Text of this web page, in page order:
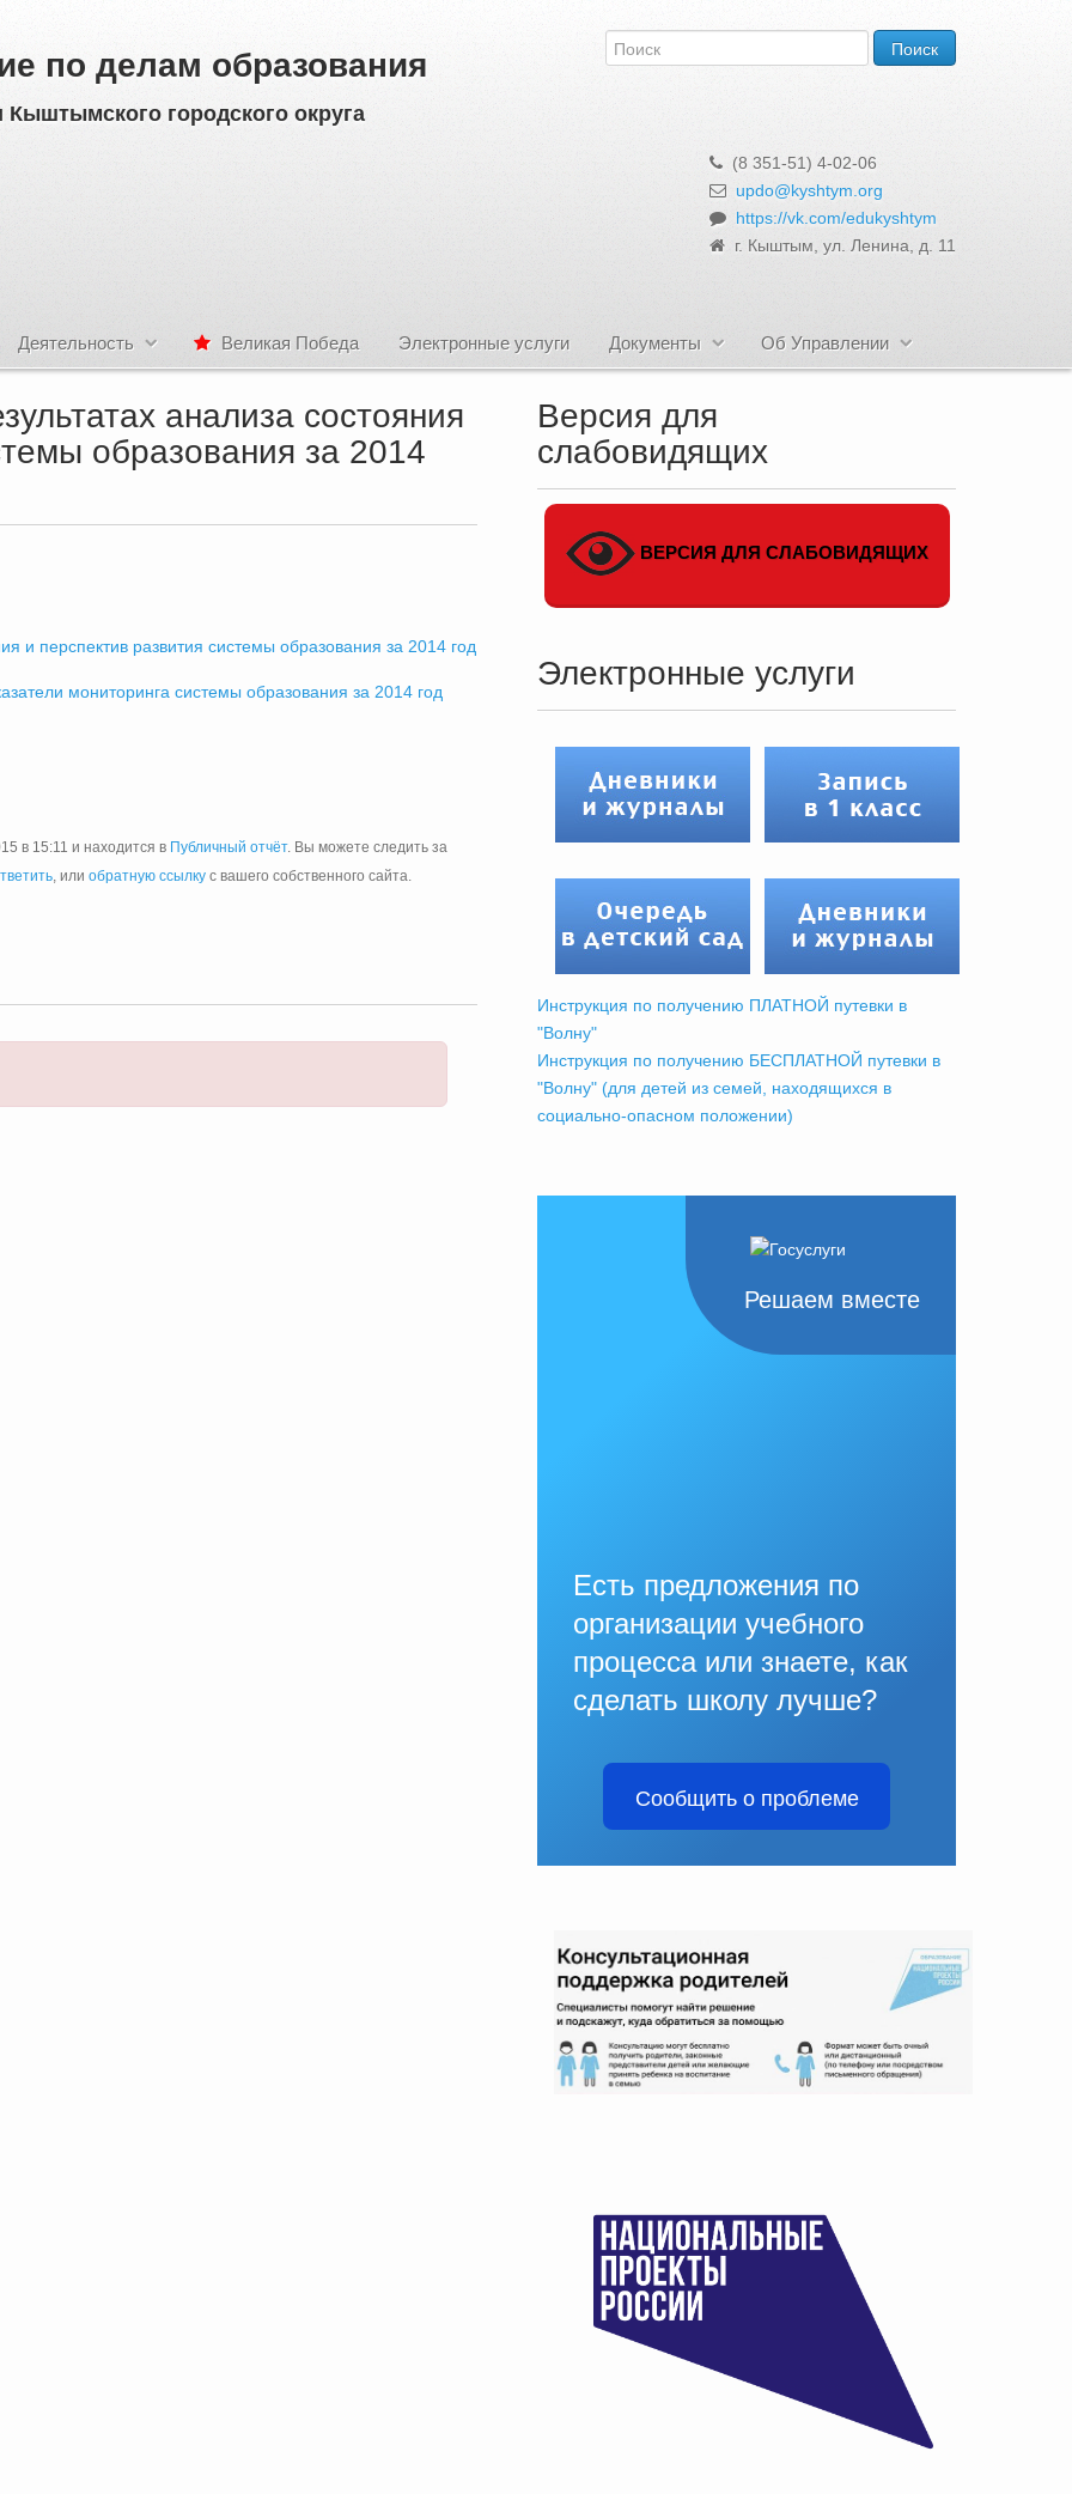
по делам образования
Кыштымского городского округа
(8 351-51) 4-02-06
updo@kyshtym.org
https://vk.com/edukyshtym
г. Кыштым, ул. Ленина, д. 11
Деятельность Великая Победа Электронные услуги Документы Об Управлении
анализа состояния
образования за 2014
и перспектив развития системы образования за 2014 год
мониторинга системы образования за 2014 год
в 15:11 и находится в Публичный отчёт. Вы можете следить за
, или обратную ссылку с вашего собственного сайта.
Версия для
слабовидящих
ВЕРСИЯ ДЛЯ СЛАБОВИДЯЩИХ
Электронные услуги
Инструкция по получению ПЛАТНОЙ путевки в
"Волну"
Инструкция по получению БЕСПЛАТНОЙ путевки в
"Волну" (для детей из семей, находящихся в
социально-опасном положении)
Решаем вместе
Есть предложения по
организации учебного
процесса или знаете, как
сделать школу лучше?
Сообщить о проблеме